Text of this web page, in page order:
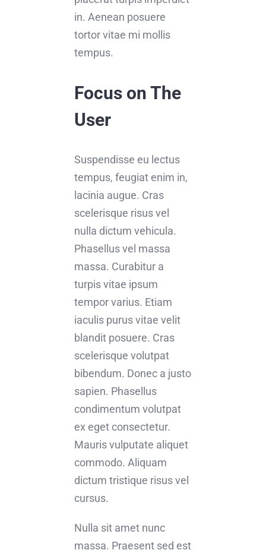
in. Aenean posuere
tortor vitae mi mollis
tempus.
Focus on The
User
Suspendisse eu lectus
tempus, feugiat enim in,
lacinia augue. Cras
scelerisque risus vel
nulla dictum vehicula.
Phasellus vel massa
massa. Curabitur a
turpis vitae ipsum
tempor varius. Etiam
iaculis purus vitae velit
blandit posuere. Cras
scelerisque volutpat
bibendum. Donec a justo
sapien. Phasellus
condimentum volutpat
ex eget consectetur.
Mauris vulputate aliquet
commodo. Aliquam
dictum tristique risus vel
cursus.
Nulla sit amet nunc
massa. Praesent sed est